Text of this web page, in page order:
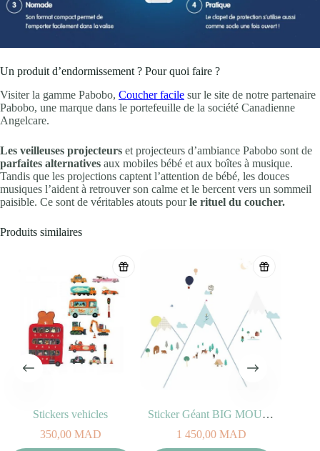
Un produit d’endormissement ? Pour quoi faire ?
Visiter la gamme Pabobo, Coucher facile sur le site de notre partenaire
Pabobo, une marque dans le portefeuille de la société Canadienne
Angelcare.
Les veilleuses projecteurs et projecteurs d’ambiance Pabobo sont de
parfaites alternatives aux mobiles bébé et aux boîtes à musique.
Tandis que les projections captent l’attention de bébé, les douces
musiques l’aident à retrouver son calme et le bercent vers un sommeil
paisible. Ce sont de véritables atouts pourle rituel du coucher.
Produits similaires
Stickers vehicles
350,00MAD
Sticker Géant BIG MOUNTAINS
1 450,00MAD